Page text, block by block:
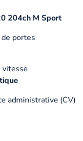
204ch M Sport
portes
vitesse
administrative (CV)